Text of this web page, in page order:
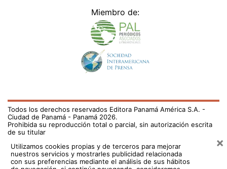
Miembro de:
Todos los derechos reservados Editora Panamá América S.A. -
Ciudad de Panamá - Panamá 2026.
Prohibida su reproducción total o parcial, sin autorización escrita
de su titular
Utilizamos cookies propias y de terceros para mejorar
nuestros servicios y mostrarles publicidad relacionada
con sus preferencias mediante el análisis de sus hábitos
×